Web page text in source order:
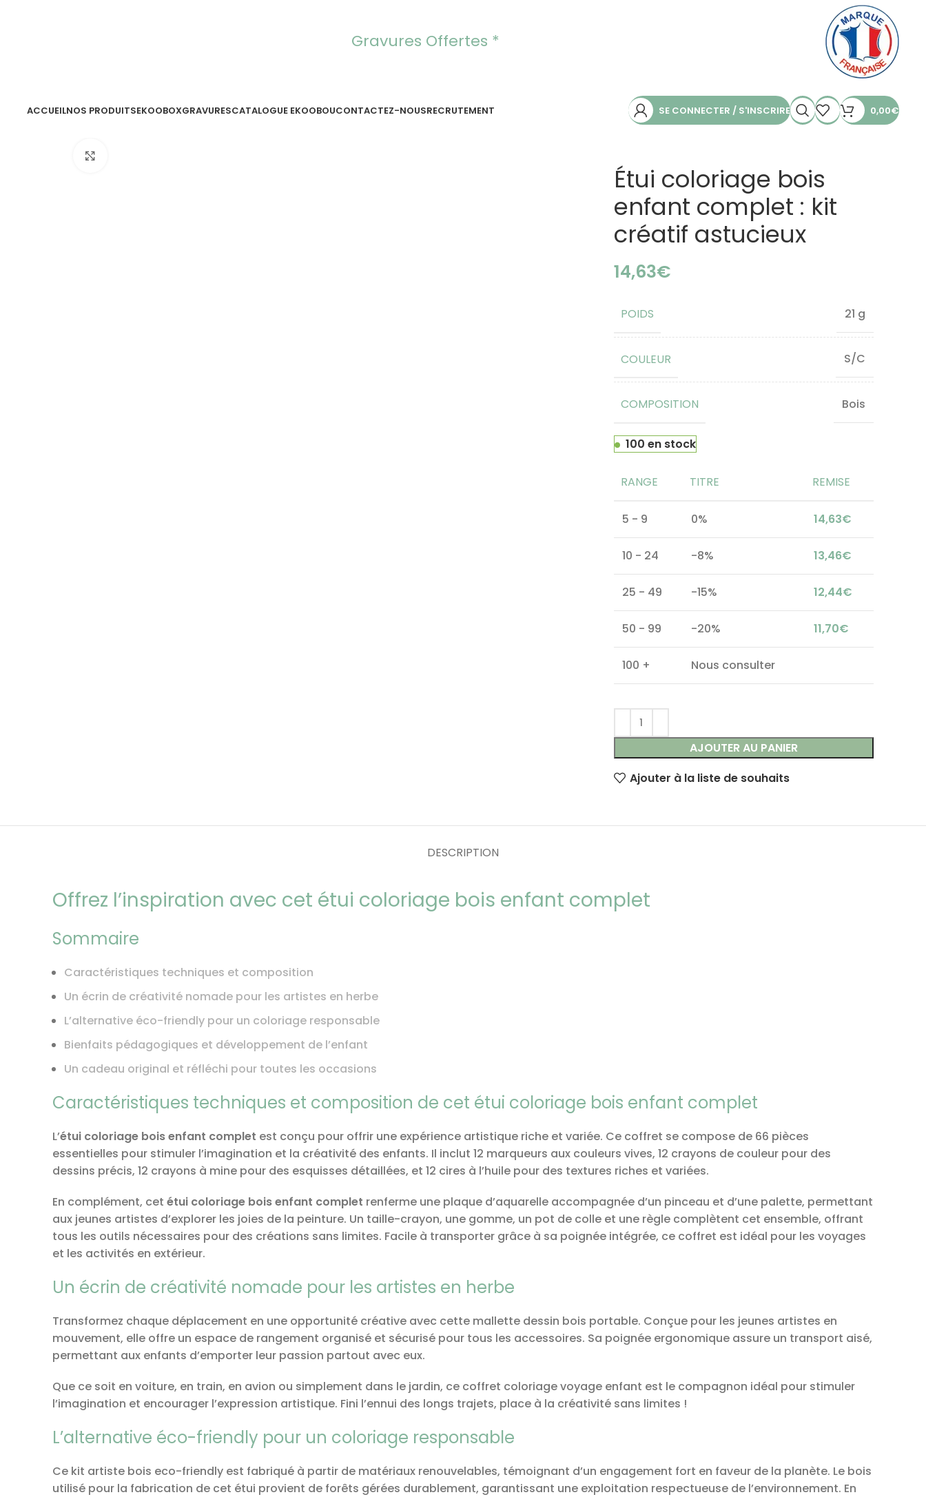
Gravures Offertes *
ACCUEILNOS PRODUITSEKOOBOXGRAVURESCATALOGUE EKOOBOUCONTACTEZ-NOUSRECRUTEMENT SE CONNECTER / S'INSCRIRE 0,00€
Étui coloriage bois
enfant complet : kit
créatif astucieux
€
POIDS 21 g
COULEUR S/C
COMPOSITION Bois
100 en stock
RANGE TITRE REMISE
5 - 9 0% 14,63€
10 - 24 -8% 13,46€
25 - 49 -15% 12,44€
50 - 99 -20% 11,70€
100 + Nous consulter
AJOUTER AU PANIER
Ajouter à la liste de souhaits
DESCRIPTION
Offrez l’inspiration avec cet étui coloriage bois enfant complet
Sommaire
Caractéristiques techniques et composition
Un écrin de créativité nomade pour les artistes en herbe
L’alternative éco-friendly pour un coloriage responsable
Bienfaits pédagogiques et développement de l’enfant
Un cadeau original et réfléchi pour toutes les occasions
Caractéristiques techniques et composition de cet étui coloriage bois enfant complet
L’étui coloriage bois enfant complet est conçu pour offrir une expérience artistique riche et variée. Ce coffret se compose de 66 pièces
essentielles pour stimuler l’imagination et la créativité des enfants. Il inclut 12 marqueurs aux couleurs vives, 12 crayons de couleur pour des
dessins précis, 12 crayons à mine pour des esquisses détaillées, et 12 cires à l’huile pour des textures riches et variées.
En complément, cet étui coloriage bois enfant complet renferme une plaque d’aquarelle accompagnée d’un pinceau et d’une palette, permettant
aux jeunes artistes d’explorer les joies de la peinture. Un taille-crayon, une gomme, un pot de colle et une règle complètent cet ensemble, offrant
tous les outils nécessaires pour des créations sans limites. Facile à transporter grâce à sa poignée intégrée, ce coffret est idéal pour les voyages
et les activités en extérieur.
Un écrin de créativité nomade pour les artistes en herbe
Transformez chaque déplacement en une opportunité créative avec cette mallette dessin bois portable. Conçue pour les jeunes artistes en
mouvement, elle offre un espace de rangement organisé et sécurisé pour tous les accessoires. Sa poignée ergonomique assure un transport aisé,
permettant aux enfants d’emporter leur passion partout avec eux.
Que ce soit en voiture, en train, en avion ou simplement dans le jardin, ce coffret coloriage voyage enfant est le compagnon idéal pour stimuler
l’imagination et encourager l’expression artistique. Fini l’ennui des longs trajets, place à la créativité sans limites !
L’alternative éco-friendly pour un coloriage responsable
Ce kit artiste bois eco-friendly est fabriqué à partir de matériaux renouvelables, témoignant d’un engagement fort en faveur de la planète. Le bois
utilisé pour la fabrication de cet étui provient de forêts gérées durablement, garantissant une exploitation respectueuse de l’environnement. En